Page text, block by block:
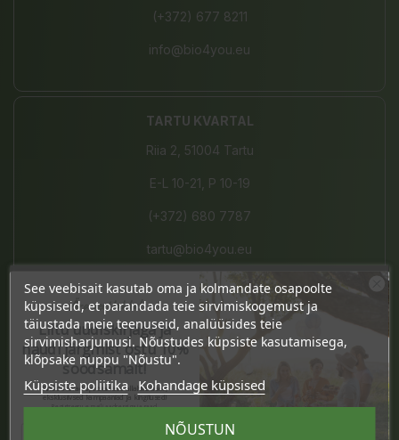
(+372) 677 8211
info@bio4you.eu
TARTU KVARTAL
Riia 2, 51004 Tartu
E-L 10-21, P 10-19
(+372) 680 7787
tartu@bio4you.eu
PÄRNU KAUBAMAJAKAS
Papiniidu 8, 80010 Pärnu
E-P 10-20
See veebisait kasutab oma ja kolmandate osapoolte
küpsiseid, et parandada teie sirvimiskogemust ja
täiustada meie teenuseid, analüüsides teie
sirvimisharjumusi. Nõustudes küpsiste kasutamisega,
klõpsake nuppu "Nõustu".
Küpsiste poliitika Kohandage küpsised
NÕUSTUN
Ära veel lahku!
Liitu uudiskirjaga ja
naudi järgmist ostu 10%
soodsamalt!
Sind ootavad spetsiaalsed allahindlused,
eksklusiivsed kampaaniad ja kingitused!
Registreeru e-maili aadressiga ja saad